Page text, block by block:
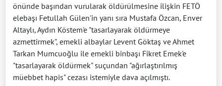
önünde başından vurularak öldürülmesine ilişkin FETÖ
elebaşı Fetullah Gülen'in yanı sıra Mustafa Özcan, Enver
Altaylı, Aydın Köstem'e "tasarlayarak öldürmeye
azmettirmek", emekli albaylar Levent Göktaş ve Ahmet
Tarkan Mumcuoğlu ile emekli binbaşı Fikret Emek'e
"tasarlayarak öldürmek" suçundan "ağırlaştırılmış
müebbet hapis" cezası istemiyle dava açılmıştı.